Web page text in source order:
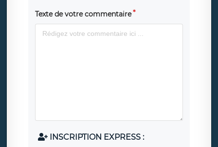
Texte de votre commentaire
INSCRIPTION EXPRESS :